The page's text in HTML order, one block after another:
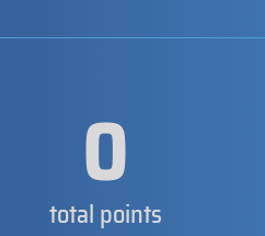
0
total points